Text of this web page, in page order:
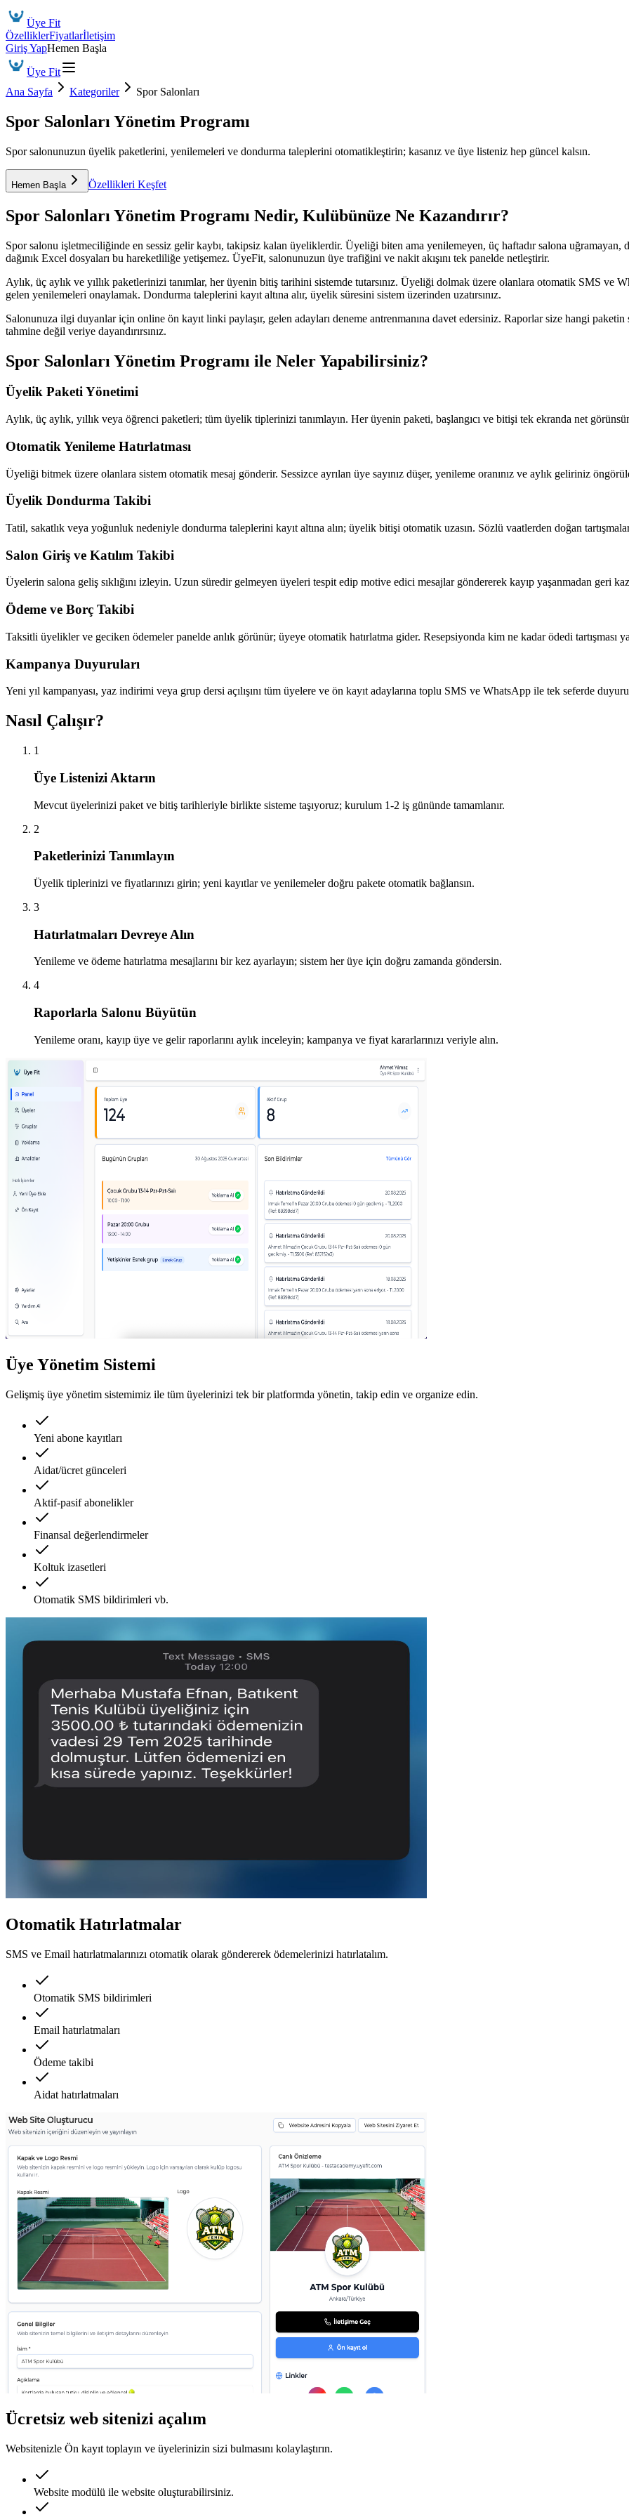
Üye Fit
ÖzelliklerFiyatlarİletişim
Giriş YapHemen Başla
Üye Fit
Ana Sayfa
Kategoriler Spor Salonları
Spor Salonları Yönetim Programı
Spor salonunuzun üyelik paketlerini, yenilemeleri ve dondurma taleplerini otomatikleştirin; kasanız ve üye listeniz hep güncel kalsın.
Hemen Başla Özellikleri Keşfet
Spor Salonları Yönetim Programı Nedir, Kulübünüze Ne Kazandırır?
Spor salonu işletmeciliğinde en sessiz gelir kaybı, takipsiz kalan üyeliklerdir. Üyeliği biten ama yenilemeyen, üç haftadır salona
dağınık Excel dosyaları bu hareketliliğe yetişemez. ÜyeFit, salonunuzun üye trafiğini ve nakit akışını tek panelde netleştirir.
Aylık, üç aylık ve yıllık paketlerinizi tanımlar, her üyenin bitiş tarihini sistemde tutarsınız. Üyeliği dolmak üzere olanlara otomatik SMS ve
gelen yenilemeleri onaylamak. Dondurma taleplerini kayıt altına alır, üyelik süresini sistem üzerinden uzatırsınız.
Salonunuza ilgi duyanlar için online ön kayıt linki paylaşır, gelen adayları deneme antrenmanına davet edersiniz. Raporlar size hangi paketin
tahmine değil veriye dayandırırsınız.
Spor Salonları Yönetim Programı ile Neler Yapabilirsiniz?
Üyelik Paketi Yönetimi
Aylık, üç aylık, yıllık veya öğrenci paketleri; tüm üyelik tiplerinizi tanımlayın. Her üyenin paketi, başlangıcı ve bitişi tek ekranda net
Otomatik Yenileme Hatırlatması
Üyeliği bitmek üzere olanlara sistem otomatik mesaj gönderir. Sessizce ayrılan üye sayınız düşer, yenileme oranınız ve aylık geliriniz
Üyelik Dondurma Takibi
Tatil, sakatlık veya yoğunluk nedeniyle dondurma taleplerini kayıt altına alın; üyelik bitişi otomatik uzasın. Sözlü vaatlerden doğan
Salon Giriş ve Katılım Takibi
Üyelerin salona geliş sıklığını izleyin. Uzun süredir gelmeyen üyeleri tespit edip motive edici mesajlar göndererek kayıp yaşanmadan geri
Ödeme ve Borç Takibi
Taksitli üyelikler ve geciken ödemeler panelde anlık görünür; üyeye otomatik hatırlatma gider. Resepsiyonda kim ne kadar ödedi tartışması
Kampanya Duyuruları
Yeni yıl kampanyası, yaz indirimi veya grup dersi açılışını tüm üyelere ve ön kayıt adaylarına toplu SMS ve WhatsApp ile tek seferde
Nasıl Çalışır?
1
Üye Listenizi Aktarın
Mevcut üyelerinizi paket ve bitiş tarihleriyle birlikte sisteme taşıyoruz; kurulum 1-2 iş gününde tamamlanır.
2
Paketlerinizi Tanımlayın
Üyelik tiplerinizi ve fiyatlarınızı girin; yeni kayıtlar ve yenilemeler doğru pakete otomatik bağlansın.
3
Hatırlatmaları Devreye Alın
Yenileme ve ödeme hatırlatma mesajlarını bir kez ayarlayın; sistem her üye için doğru zamanda göndersin.
4
Raporlarla Salonu Büyütün
Yenileme oranı, kayıp üye ve gelir raporlarını aylık inceleyin; kampanya ve fiyat kararlarınızı veriyle alın.
Üye Yönetim Sistemi
Gelişmiş üye yönetim sistemimiz ile tüm üyelerinizi tek bir platformda yönetin, takip edin ve organize edin.
Yeni abone kayıtları
Aidat/ücret günceleri
Aktif-pasif abonelikler
Finansal değerlendirmeler
Koltuk izasetleri
Otomatik SMS bildirimleri vb.
Otomatik Hatırlatmalar
SMS ve Email hatırlatmalarınızı otomatik olarak göndererek ödemelerinizi hatırlatalım.
Otomatik SMS bildirimleri
Email hatırlatmaları
Ödeme takibi
Aidat hatırlatmaları
Ücretsiz web sitenizi açalım
Websitenizle Ön kayıt toplayın ve üyelerinizin sizi bulmasını kolaylaştırın.
Website modülü ile website oluşturabilirsiniz.